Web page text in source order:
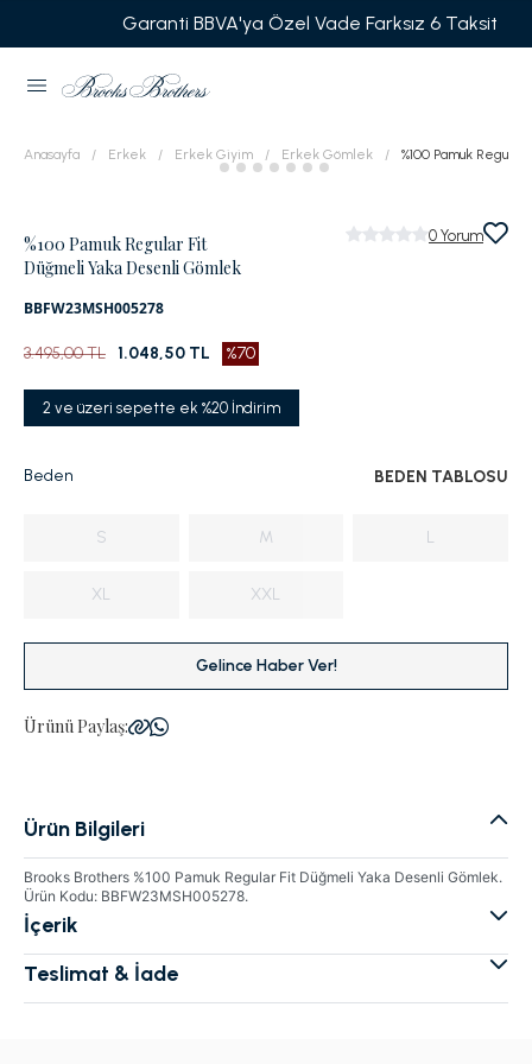
Garanti BBVA'ya Özel Vade Farksız 6 Taksit
Anasayfa Erkek Erkek Giyim Erkek Gömlek %100 Pamuk
%100 Pamuk Regular Fit
Düğmeli Yaka Desenli Gömlek
BBFW23MSH005278
0 Yorum
3.495,00 TL 1.048,50 TL %70
2 ve üzeri sepette ek %20 İndirim
Beden BEDEN TABLOSU
S M L
XL XXL
Gelince Haber Ver!
Ürünü Paylaş:
Ürün Bilgileri
Brooks Brothers %100 Pamuk Regular Fit Düğmeli Yaka Desenli Gömlek.
Ürün Kodu: BBFW23MSH005278.
İçerik
Teslimat & İade